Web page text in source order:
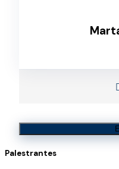
Palestrantes